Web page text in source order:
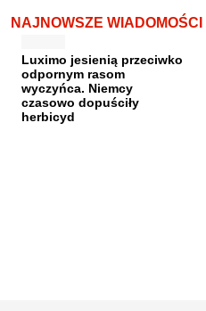
NAJNOWSZE WIADOMOŚCI
Luximo jesienią przeciwko
odpornym rasom
wyczyńca. Niemcy
czasowo dopuściły
herbicyd